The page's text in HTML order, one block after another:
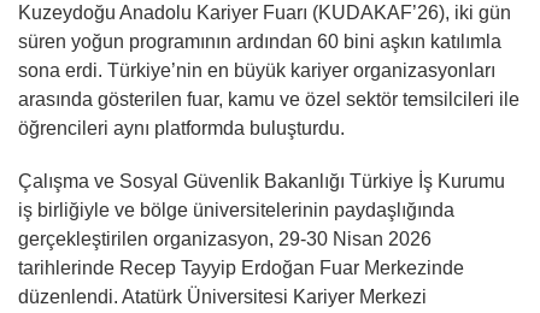
Kuzeydoğu Anadolu Kariyer Fuarı (KUDAKAF’26), iki gün
süren yoğun programının ardından 60 bini aşkın katılımla
sona erdi. Türkiye’nin en büyük kariyer organizasyonları
arasında gösterilen fuar, kamu ve özel sektör temsilcileri ile
öğrencileri aynı platformda buluşturdu.
Çalışma ve Sosyal Güvenlik Bakanlığı Türkiye İş Kurumu
iş birliğiyle ve bölge üniversitelerinin paydaşlığında
gerçekleştirilen organizasyon, 29-30 Nisan 2026
tarihlerinde Recep Tayyip Erdoğan Fuar Merkezinde
düzenlendi. Atatürk Üniversitesi Kariyer Merkezi